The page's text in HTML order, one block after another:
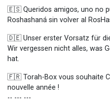
🇪🇸 Queridos amigos, uno no
Roshashaná sin volver al
🇩🇪 Unser erster Vorsatz für
Wir vergessen nicht alles, was
hat.
🇫🇷 Torah-Box vous souhaite
nouvelle année !
-- --- ---